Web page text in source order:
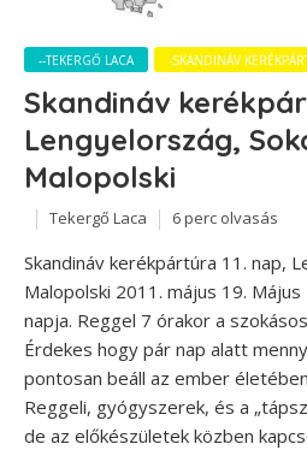
--TEKERGŐ LACA -SKANDINÁV
Skandináv
Lengyelország,
Malopolski
Tekergő Laca 6 perc olvasás
Skandináv kerékpártúra 11. nap,
Malopolski 2011. május 19.
napja. Reggel 7 órakor a
Érdekes hogy pár nap alatt
pontosan beáll az ember
Reggeli, gyógyszerek, és a
de az előkészületek közben